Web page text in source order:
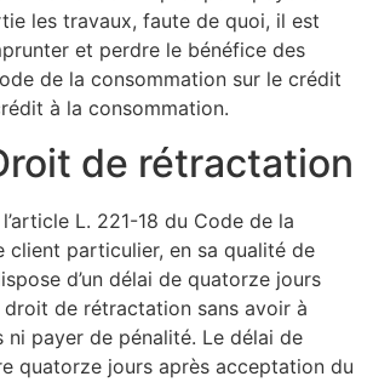
les travaux, faute de quoi, il est
et perdre le bénéfice des
de la consommation sur le crédit
à la consommation.
de rétractation
L. 221-18 du Code de la
client particulier, en sa qualité de
d’un délai de quatorze jours
de rétractation sans avoir à
payer de pénalité. Le délai de
quatorze jours après acceptation du